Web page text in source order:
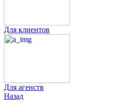
Для клиентов
Для агенств
Назад